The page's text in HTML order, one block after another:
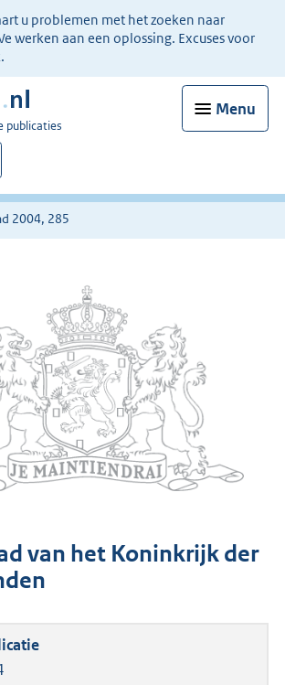
u problemen met het zoeken naar
werken aan een oplossing. Excuses voor
Menu
publicaties
2004, 285
van het Koninkrijk der